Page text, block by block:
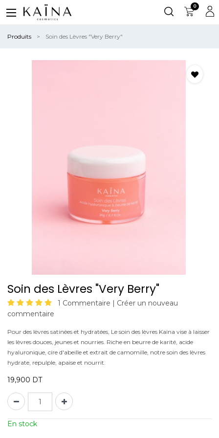
0
Produits Soin des Lèvres "Very Berry"
Soin des Lèvres "Very Berry"
1 Commentaire | Créer un nouveau
commentaire
Pour des lèvres satinées et hydratées, Le soin des lèvres Kaïna vise à laisser
les lèvres douces, jeunes et nourries. Riche en beurre de karité, acide
hyaluronique, cire d'abeille et extrait de camomille, notre soin des lèvres
hydrate, repulple, apaise et nourrit.
19,900 DT
En stock